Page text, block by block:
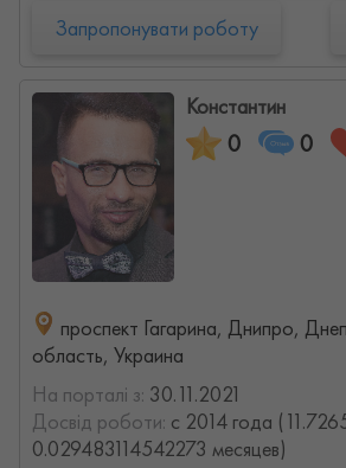
Запропонувати роботу
Константин
0 0
проспект Гагарина, Днипро,
область, Украина
На порталі з: 30.11.2021
Досвід роботи: с 2014 года
0.029483114542273 месяцев)